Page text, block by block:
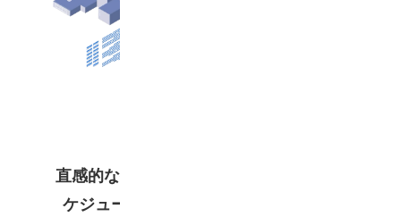
直感的な操作感を備えた高機能な生産ス
ケジューラです。リリースから30年以